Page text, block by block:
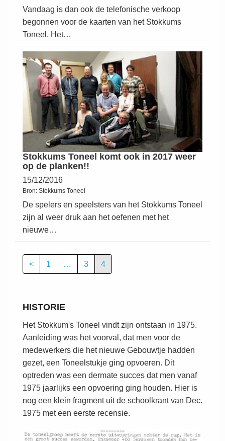
Vandaag is dan ook de telefonische verkoop
begonnen voor de kaarten van het Stokkums
Toneel. Het…
Stokkums Toneel komt ook in 2017 weer
op de planken!!
15/12/2016
Bron: Stokkums Toneel
De spelers en speelsters van het Stokkums Toneel
zijn al weer druk aan het oefenen met het
nieuwe…
< 1 … 3 4
HISTORIE
Het Stokkum's Toneel vindt zijn ontstaan in 1975.
Aanleiding was het voorval, dat men voor de
medewerkers die het nieuwe Gebouwtje hadden
gezet, een Toneelstukje ging opvoeren. Dit
optreden was een dermate succes dat men vanaf
1975 jaarlijks een opvoering ging houden. Hier is
nog een klein fragment uit de schoolkrant van Dec.
1975 met een eerste recensie.